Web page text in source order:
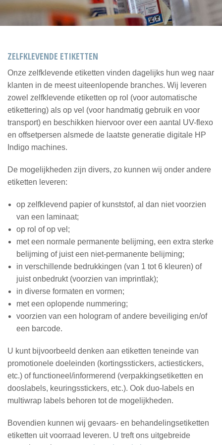
ZELFKLEVENDE ETIKETTEN
Onze zelfklevende etiketten vinden dagelijks hun weg naar
klanten in de meest uiteenlopende branches. Wij leveren
zowel zelfklevende etiketten op rol (voor automatische
etikettering) als op vel (voor handmatig gebruik en voor
transport) en beschikken hiervoor over een aantal UV-flexo
en offsetpersen alsmede de laatste generatie digitale HP
Indigo machines.
De mogelijkheden zijn divers, zo kunnen wij onder andere
etiketten leveren:
op zelfklevend papier of kunststof, al dan niet voorzien
van een laminaat;
op rol of op vel;
met een normale permanente belijming, een extra sterke
belijming of juist een niet-permanente belijming;
in verschillende bedrukkingen (van 1 tot 6 kleuren) of
juist onbedrukt (voorzien van imprintlak);
in diverse formaten en vormen;
met een oplopende nummering;
voorzien van een hologram of andere beveiliging en/of
een barcode.
U kunt bijvoorbeeld denken aan etiketten teneinde van
promotionele doeleinden (kortingsstickers, actiestickers,
etc.) of functioneel/informerend (verpakkingsetiketten en
dooslabels, keuringsstickers, etc.). Ook duo-labels en
multiwrap labels behoren tot de mogelijkheden.
Bovendien kunnen wij gevaars- en behandelingsetiketten
etiketten uit voorraad leveren. U treft ons uitgebreide